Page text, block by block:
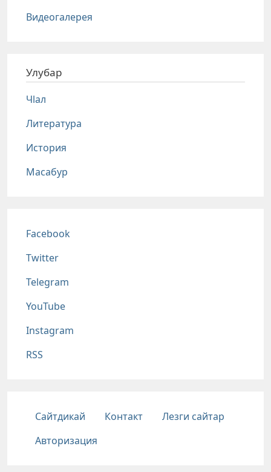
Видеогалерея
Улубар
Чlал
Литература
История
Масабур
Соц сети
Facebook
Twitter
Telegram
YouTube
Instagram
RSS
Подвал
Сайтдикай Контакт
Лезги сайтар
Авторизация